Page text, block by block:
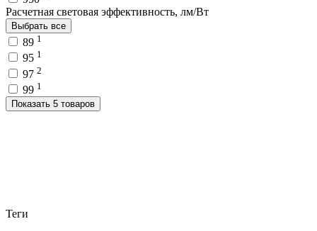
Расчетная световая эффективность, лм/Вт
Выбрать все
89 1
95 1
97 2
99 1
Показать 5 товаров
Теги